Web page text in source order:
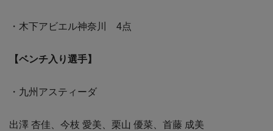
・木下アビエル神奈川 4点
【ベンチ入り選手】
・九州アスティーダ
出澤 杏佳、今枝 愛美、栗山 優菜、首藤 成美